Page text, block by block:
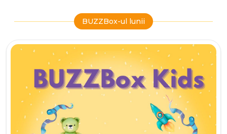
BUZZBox-ul lunii